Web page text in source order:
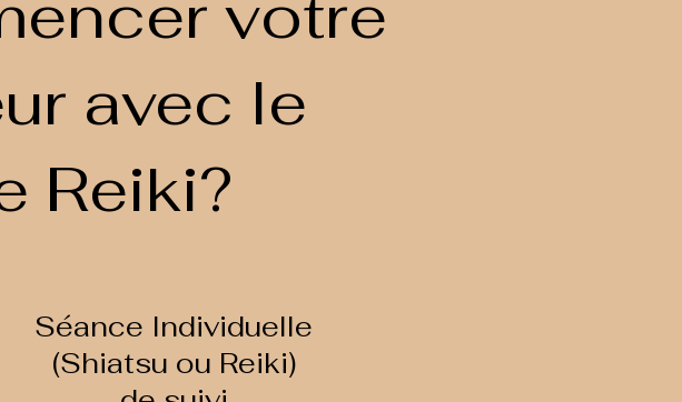
avec le
Reiki?
Séance Individuelle
(Shiatsu ou Reiki)